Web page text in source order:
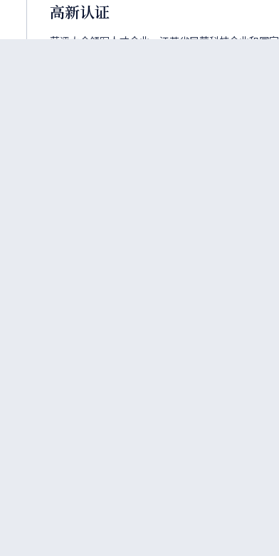
高新认证
获评太仓领军人才企业、江苏省民营科技企业和国家